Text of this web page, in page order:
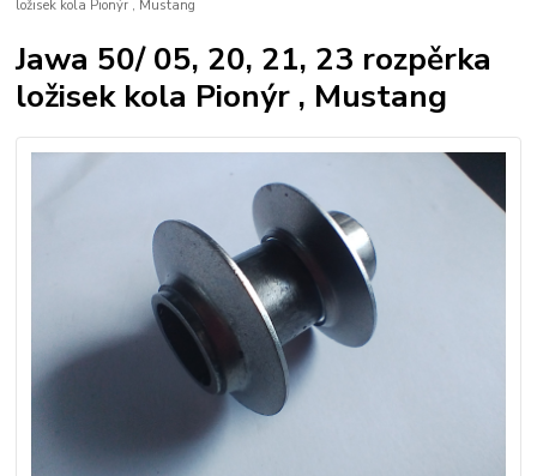
ložisek kola Pionýr , Mustang
Jawa 50/ 05, 20, 21, 23 rozpěrka
ložisek kola Pionýr , Mustang